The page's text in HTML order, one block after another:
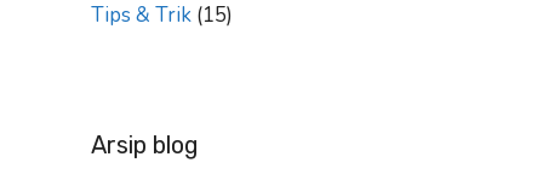
Tips & Trik (15)
Arsip blog